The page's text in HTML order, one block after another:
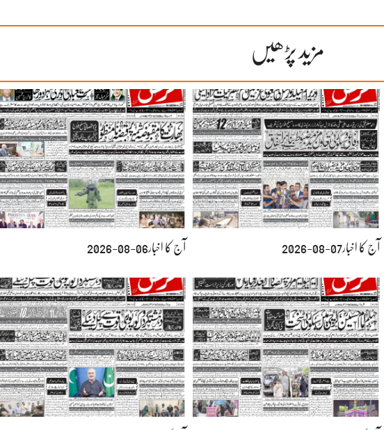
مزید پڑھیں
آج کا اخبار07-08-2026 آج کا اخبار06-08-2026